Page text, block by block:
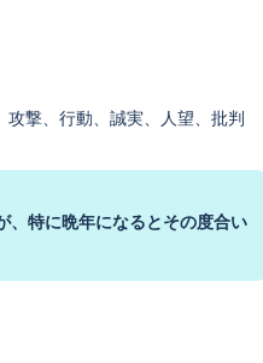
攻撃 行動 誠実 人望 批判
、特に晩年になるとその度合い